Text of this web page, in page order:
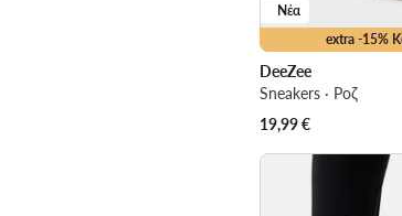
extra -15%
Νέα
DeeZee
Sneakers · Ροζ
19,99€